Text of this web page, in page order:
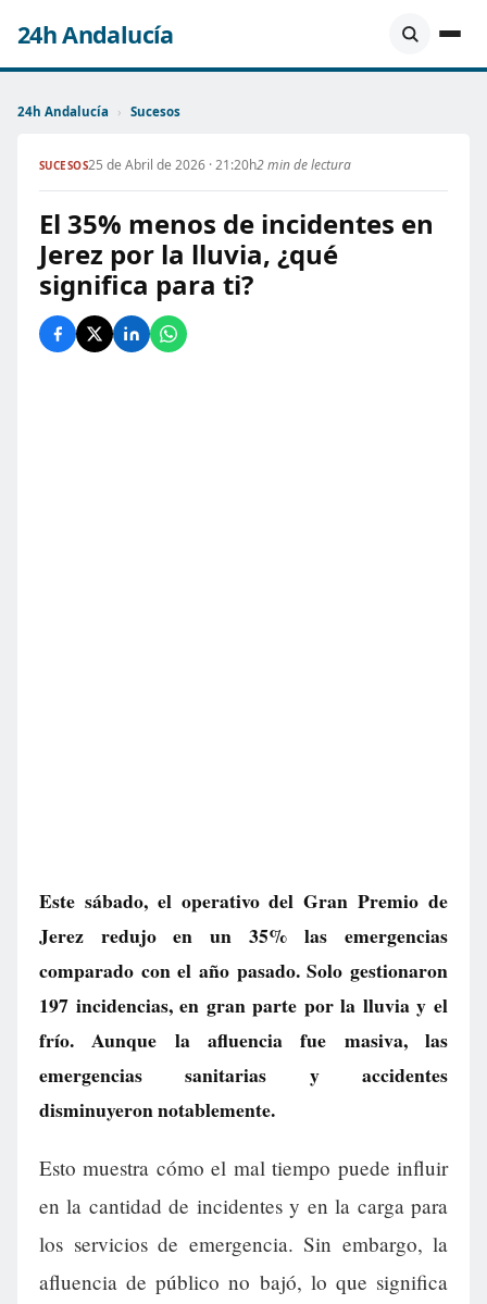
24h Andalucía
24h Andalucía › Sucesos
SUCESOS25 de Abril de 2026 · 21:20h2 min de lectura
El 35% menos de incidentes en
Jerez por la lluvia, ¿qué
significa para ti?
Este sábado, el operativo del Gran Premio de
Jerez redujo en un 35% las emergencias
comparado con el año pasado. Solo gestionaron
197 incidencias, en gran parte por la lluvia y el
frío. Aunque la afluencia fue masiva, las
emergencias sanitarias y accidentes
disminuyeron notablemente.
Esto muestra cómo el mal tiempo puede influir
en la cantidad de incidentes y en la carga para
los servicios de emergencia. Sin embargo, la
afluencia de público no bajó, lo que significa